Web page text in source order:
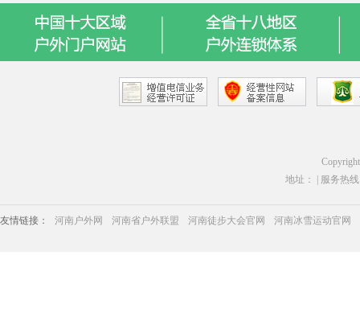
地址： | 服务热线
友情链接： 河南户外网 河南省户外联盟 河南徒步大会官网 河南冰雪运动官网